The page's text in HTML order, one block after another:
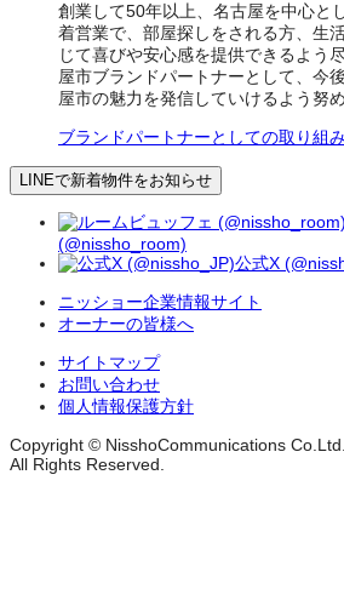
創業して50年以上、名古屋を中心と
着営業で、部屋探しをされる方、生
じて喜びや安心感を提供できるよう
屋市ブランドパートナーとして、今
屋市の魅力を発信していけるよう努
ブランドパートナーとしての取り組
LINEで新着物件をお知らせ
(@nissho_room)
公式X
ニッショー企業情報サイト
オーナーの皆様へ
サイトマップ
お問い合わせ
個人情報保護方針
Copyright © NisshoCommunications
All Rights Reserved.